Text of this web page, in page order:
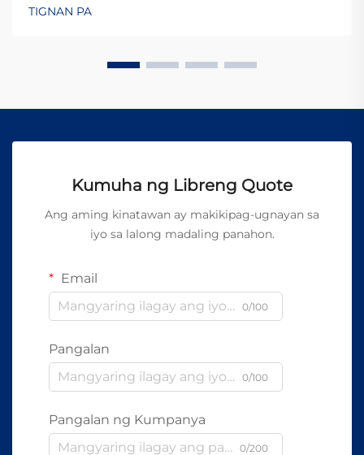
TIGNAN PA
Kumuha ng Libreng Quote
Ang aming kinatawan ay makikipag-ugnayan sa
iyo sa lalong madaling panahon.
Email
0/100
Pangalan
0/100
Pangalan ng Kumpanya
0/200